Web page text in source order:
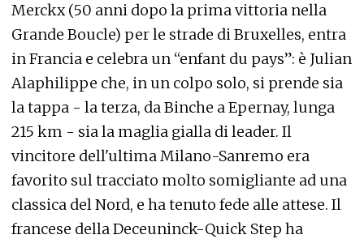
Merckx (50 anni dopo la prima vittoria nella
Grande Boucle) per le strade di Bruxelles, entra
in Francia e celebra un “enfant du pays”: è Julian
Alaphilippe che, in un colpo solo, si prende sia
la tappa - la terza, da Binche a Epernay, lunga
215 km - sia la maglia gialla di leader. Il
vincitore dell'ultima Milano-Sanremo era
favorito sul tracciato molto somigliante ad una
classica del Nord, e ha tenuto fede alle attese. Il
francese della Deceuninck-Quick Step ha